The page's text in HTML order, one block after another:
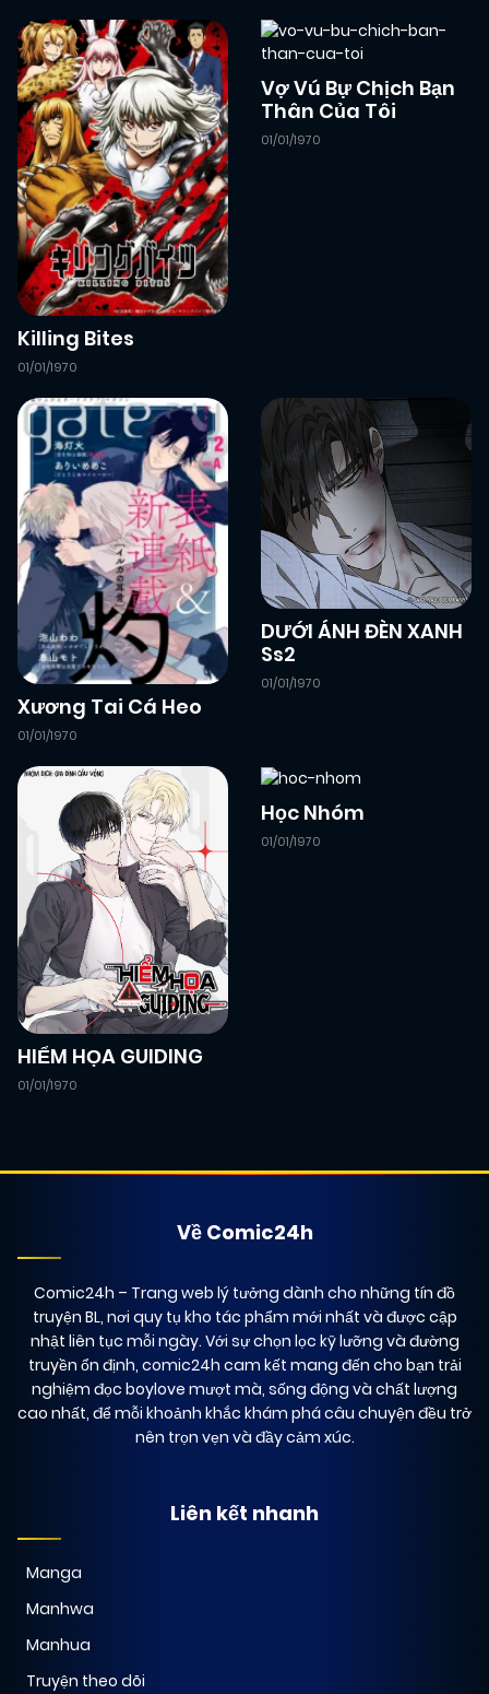
Killing Bites
01/01/1970
Vợ Vú Bự Chịch Bạn
Thân Của Tôi
01/01/1970
Xương Tai Cá Heo
01/01/1970
DƯỚI ÁNH ĐÈN XANH
Ss2
01/01/1970
HIỂM HỌA GUIDING
01/01/1970
Học Nhóm
01/01/1970
Về Comic24h
Comic24h – Trang web lý tưởng dành cho những tín đồ
truyện BL, nơi quy tụ kho tác phẩm mới nhất và được cập
nhật liên tục mỗi ngày. Với sự chọn lọc kỹ lưỡng và đường
truyền ổn định, comic24h cam kết mang đến cho bạn trải
nghiệm đọc boylove mượt mà, sống động và chất lượng
cao nhất, để mỗi khoảnh khắc khám phá câu chuyện đều trở
nên trọn vẹn và đầy cảm xúc.
Liên kết nhanh
Manga
Manhwa
Manhua
Truyện theo dõi